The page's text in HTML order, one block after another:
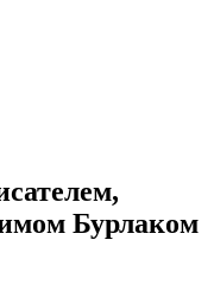
Бурлаком